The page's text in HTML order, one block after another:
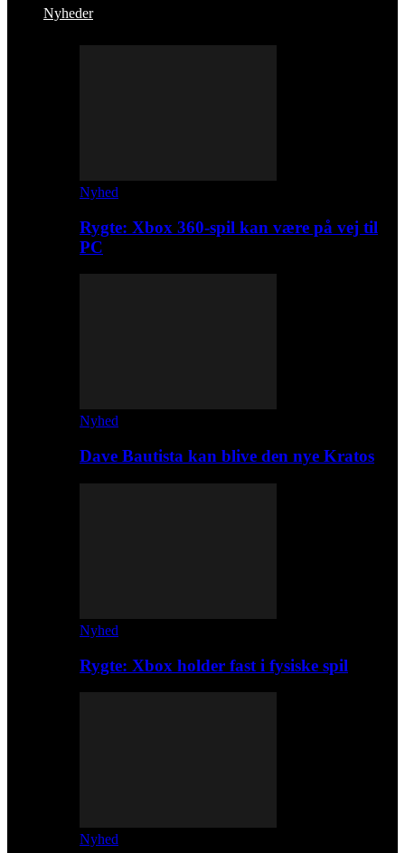
Nyheder
Nyhed
Rygte: Xbox 360-spil kan være på vej til
PC
Nyhed
Dave Bautista kan blive den nye Kratos
Nyhed
Rygte: Xbox holder fast i fysiske spil
Nyhed